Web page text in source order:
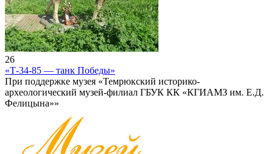
26
«Т-34-85 — танк Победы»
При поддержке музея «Темрюкский историко-
археологический музей-филиал ГБУК КК «КГИАМЗ им. Е.Д.
Фелицына»»